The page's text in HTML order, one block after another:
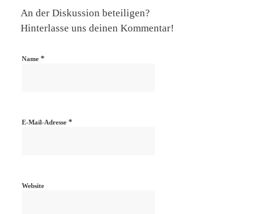
An der Diskussion beteiligen?
Hinterlasse uns deinen Kommentar!
Name *
E-Mail-Adresse *
Website